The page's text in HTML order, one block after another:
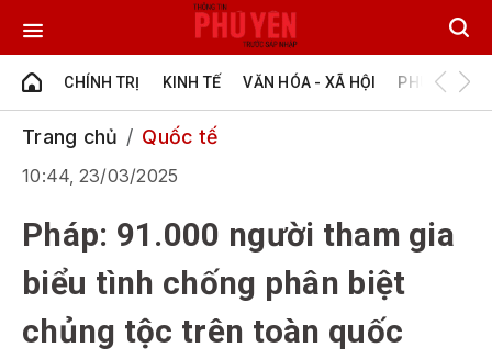
CHÍNH TRỊ KINH TẾ VĂN HÓA - XÃ HỘI PHÚ YÊN -
Trang chủ Quốc tế
10:44, 23/03/2025
Pháp: 91.000 người tham gia
biểu tình chống phân biệt
chủng tộc trên toàn quốc